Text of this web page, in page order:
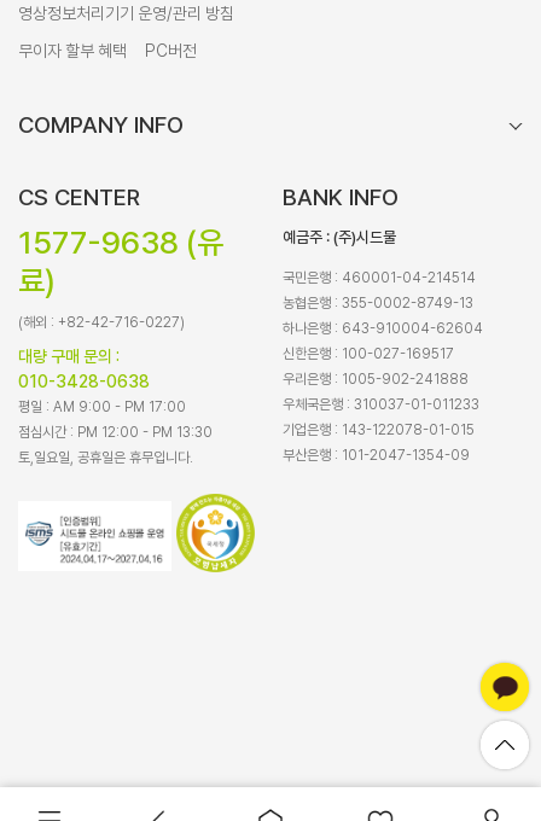
바로구매 장바구니담기
영상정보처리기기 운영/관리 방침
무이자 할부 혜택
PC버전
COMPANY INFO
CS CENTER
1577-9638 (유
료)
(해외 : +82-42-716-0227)
대량 구매 문의 :
010-3428-0638
평일 : AM 9:00 - PM 17:00
점심시간 : PM 12:00 - PM 13:30
토,일요일, 공휴일은 휴무입니다.
BANK INFO
예금주 : (주)시드물
국민은행 : 460001-04-214514
농협은행 : 355-0002-8749-13
하나은행 : 643-910004-62604
신한은행 : 100-027-169517
우리은행 : 1005-902-241888
우체국은행 : 310037-01-011233
기업은행 : 143-122078-01-015
부산은행 : 101-2047-1354-09